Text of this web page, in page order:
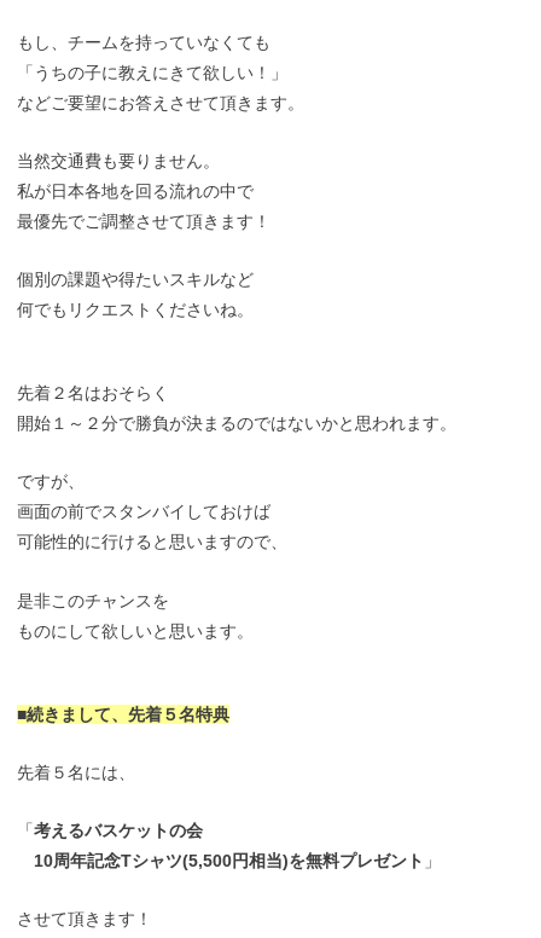
もし、チームを持っていなくても
「うちの子に教えにきて欲しい！」
などご要望にお答えさせて頂きます。
当然交通費も要りません。
私が日本各地を回る流れの中で
最優先でご調整させて頂きます！
個別の課題や得たいスキルなど
何でもリクエストくださいね。
先着２名はおそらく
開始１～２分で勝負が決まるのではないかと思われます。
ですが、
画面の前でスタンバイしておけば
可能性的に行けると思いますので、
是非このチャンスを
ものにして欲しいと思います。
■続きまして、先着５名特典
先着５名には、
「考えるバスケットの会
10周年記念Tシャツ(5,500円相当)を無料プレゼント 」
させて頂きます！